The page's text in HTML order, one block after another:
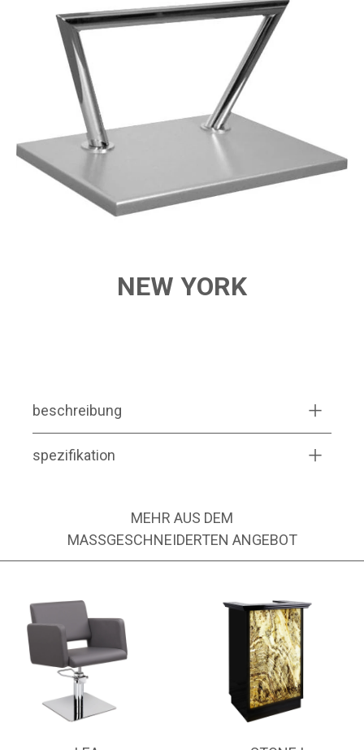
NEW YORK
beschreibung
spezifikation
MEHR AUS DEM
MASSGESCHNEIDERTEN ANGEBOT